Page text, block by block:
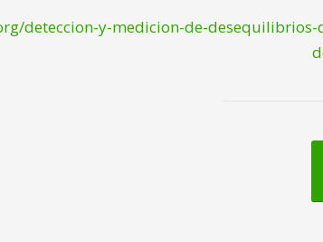
deteccion-y-medicion-de-